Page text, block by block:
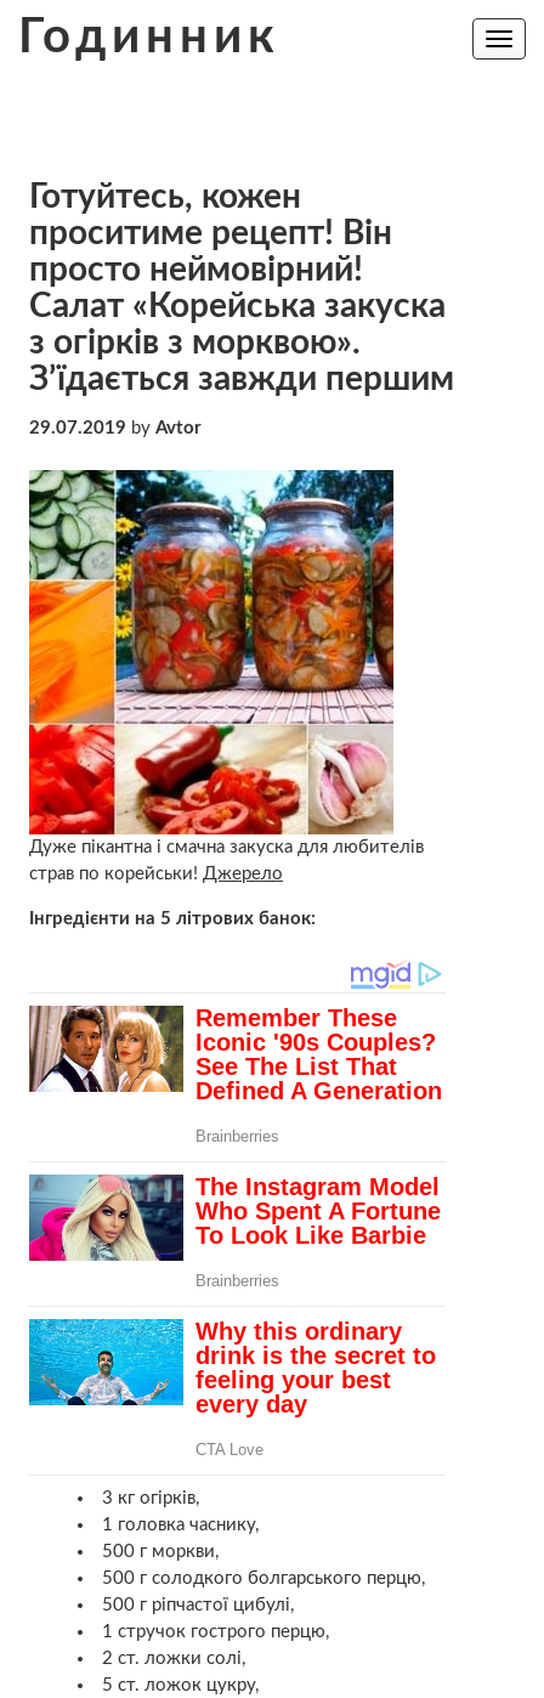
Годинник
Toggle
Готуйтесь, кожен
проситиме рецепт! Він
просто неймовірний!
Салат «Корейська закуска
з огірків з морквою».
З’їдається завжди першим
29.07.2019 by Avtor
Дуже пікантна і смачна закуска для любителів
страв по корейськи! Джерело
Інгредієнти на 5 літрових банок:
3 кг огірків,
1 головка часнику,
500 г моркви,
500 г солодкого болгарського перцю,
500 г ріпчастої цибулі,
1 стручок гострого перцю,
2 ст. ложки солі,
5 ст. ложок цукру,